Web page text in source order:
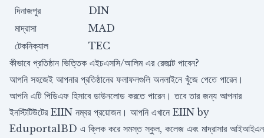
দিনাজপুর
DIN
মাদ্রাসা
MAD
টেকনিক্যাল
TEC
কীভাবে প্রতিষ্ঠান ভিত্তিক এইচএসসি/আলিম এর রেজাল্ট পাবেন?
আপনি সহজেই আপনার প্রতিষ্ঠানের ফলাফলগুলি অনলাইনে খুঁজে পেতে পারেন।
আপনি এটি পিডিএফ হিসাবে ডাউনলোড করতে পারেন। তবে তার জন্য আপনার
ইনস্টিটিউটের EIIN নম্বর প্রয়োজন। আপনি এখানে EIIN by
EduportalBD এ ক্লিক করে সমস্ত স্কুল, কলেজ এবং মাদ্রাসার আইআইএন